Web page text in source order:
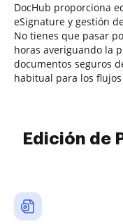
DocHub proporciona
eSignature y gestión
No tienes que pasar
horas averiguando la
documentos seguros
habitual para los
Edición de